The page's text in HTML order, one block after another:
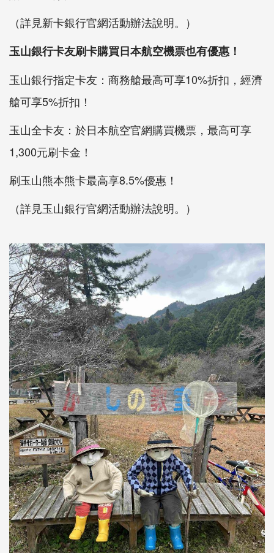
（詳見新卡銀行官網活動辦法說明。）
玉山銀行卡友刷卡購買日本航空機票也有優惠！
玉山銀行指定卡友：商務艙最高可享10%折扣，經濟
艙可享5%折扣！
玉山全卡友：於日本航空官網購買機票，最高可享
1,300元刷卡金！
刷玉山熊本熊卡最高享8.5%優惠！
（詳見玉山銀行官網活動辦法說明。）